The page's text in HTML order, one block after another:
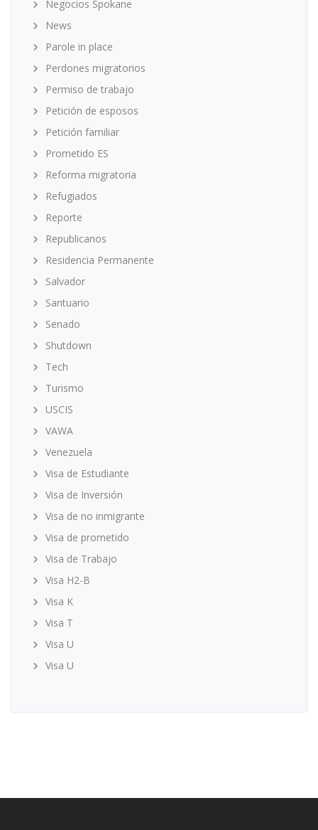
Negocios Spokane
News
Parole in place
Perdones migratorios
Permiso de trabajo
Petición de esposos
Petición familiar
Prometido ES
Reforma migratoria
Refugiados
Reporte
Republicanos
Residencia Permanente
Salvador
Santuario
Senado
Shutdown
Tech
Turismo
USCIS
VAWA
Venezuela
Visa de Estudiante
Visa de Inversión
Visa de no inmigrante
Visa de prometido
Visa de Trabajo
Visa H2-B
Visa K
Visa T
Visa U
Visa U